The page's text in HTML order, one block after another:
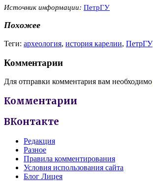
Источник информации: ПетрГУ
Похожее
Теги: археология, история карелии, ПетрГУ
Комментарии
Для отправки комментария вам необходимо
Комментарии
ВКонтакте
Редакция
Разное
Правила комментирования
Условия использования сайта
Блог Лицея